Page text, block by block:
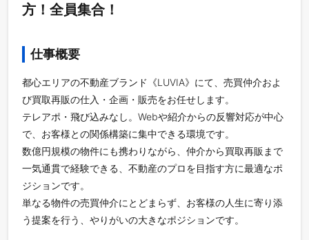
方！全員集合！
仕事概要
都心エリアの不動産ブランド《LUVIA》にて、売買仲介およ
び買取再販の仕入・企画・販売をお任せします。
テレアポ・飛び込みなし。Webや紹介からの反響対応が中心
で、お客様との関係構築に集中できる環境です。
数億円規模の物件にも携わりながら、仲介から買取再販まで
一気通貫で経験できる、不動産のプロを目指す方に最適なポ
ジションです。
単なる物件の売買仲介にとどまらず、お客様の人生に寄り添
う提案を行う、やりがいの大きなポジションです。